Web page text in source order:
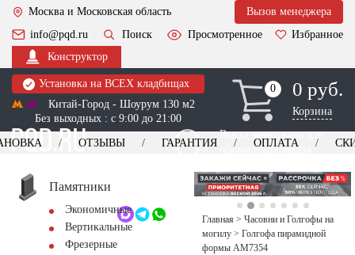
Москва и Московская область
Вызов менеджера
info@pqd.ru
Поиск Просмотренное
Избранное
Конструктор
Установка на ВСЕХ кладбищах
Китай-Город - Шоурум 130 м2
Без выходных : с 9:00 до 21:00
0
0 0 руб.
Корзина
Выезд менеджера для
оформления заказа
+7 (495) 518-44-23
Обратный звонок
ОТЗЫВЫ ГАРАНТИЯ ОПЛАТА
Памятники
Экономичные
Вертикальные
Фрезерные
Главная > Часовни и Голгофы на
могилу > Голгофа пирамидной
формы AM7354